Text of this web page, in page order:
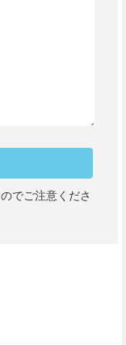
でご注意くださ